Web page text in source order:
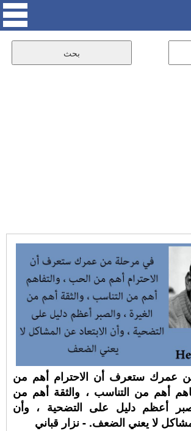
عمرك ستعرف أن الاحترام أهم من
أهم من التناسب ، والثقة أهم من
أعظم دليل على التضحية ، وأن
لا يعني الضعف. - نزار قباني